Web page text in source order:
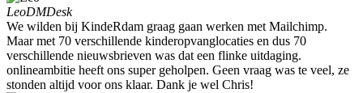
LeoDMDesk
We wilden bij KindeRdam graag gaan werken met Mailchimp.
Maar met 70 verschillende kinderopvanglocaties en dus 70
verschillende nieuwsbrieven was dat een flinke uitdaging.
onlineambitie heeft ons super geholpen. Geen vraag was te veel, ze
stonden altijd voor ons klaar. Dank je wel Chris!